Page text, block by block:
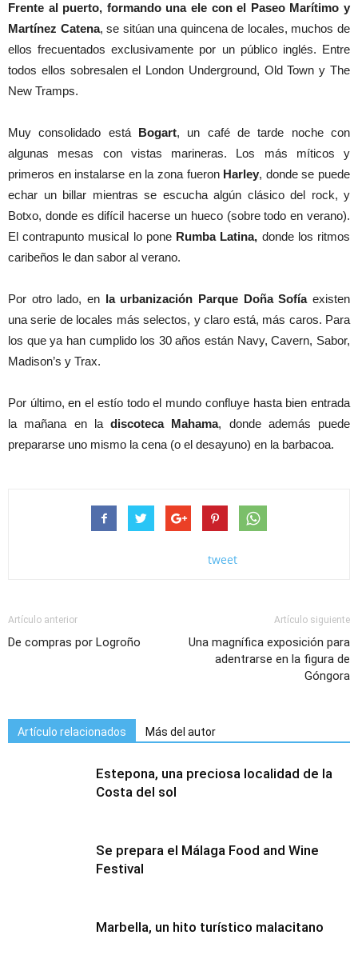
Frente al puerto, formando una ele con el Paseo Marítimo y
Martínez Catena, se sitúan una quincena de locales, muchos de
ellos frecuentados exclusivamente por un público inglés. Entre
todos ellos sobresalen el London Underground, Old Town y The
New Tramps.
Muy consolidado está Bogart, un café de tarde noche con
algunas mesas con vistas marineras. Los más míticos y
primeros en instalarse en la zona fueron Harley, donde se puede
echar un billar mientras se escucha algún clásico del rock, y
Botxo, donde es difícil hacerse un hueco (sobre todo en verano).
El contrapunto musical lo pone Rumba Latina, donde los ritmos
caribeños le dan sabor al verano.
Por otro lado, en la urbanización Parque Doña Sofíaexisten
una serie de locales más selectos, y claro está, más caros. Para
los que ya han cumplido los 30 años están Navy, Cavern, Sabor,
Madison’s y Trax.
Por último, en el estío todo el mundo confluye hasta bien entrada
la mañana en la discoteca Mahama, donde además puede
prepararse uno mismo la cena (o el desayuno) en la barbacoa.
tweet
Artículo anterior
De compras por Logroño
Artículo siguiente
Una magnífica exposición para
adentrarse en la figura de
Góngora
Artículo relacionados Más del autor
Estepona, una preciosa localidad de la
Costa del sol
Se prepara el Málaga Food and Wine
Festival
Marbella, un hito turístico malacitano